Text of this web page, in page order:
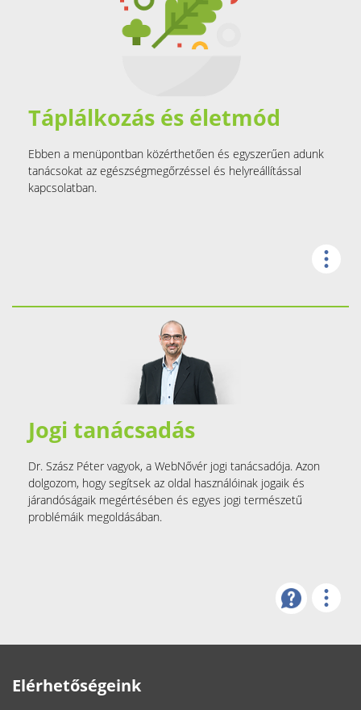
Táplálkozás és életmód
Ebben a menüpontban közérthetően és egyszerűen adunk
tanácsokat az egészségmegőrzéssel és helyreállítással
kapcsolatban.
Jogi tanácsadás
Dr. Szász Péter vagyok, a WebNővér jogi tanácsadója. Azon
dolgozom, hogy segítsek az oldal használóinak jogaik és
járandóságaik megértésében és egyes jogi természetű
problémáik megoldásában.
Elérhetőségeink